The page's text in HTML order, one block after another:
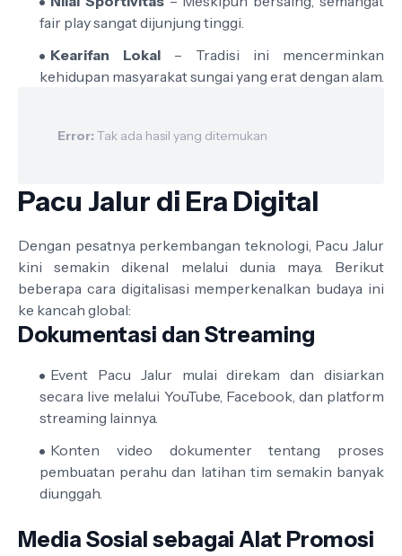
fair play sangat dijunjung tinggi.
Kearifan Lokal – Tradisi ini mencerminkan
kehidupan masyarakat sungai yang erat dengan alam.
Error: Tak ada hasil yang ditemukan
Pacu Jalur di Era Digital
Dengan pesatnya perkembangan teknologi, Pacu Jalur
kini semakin dikenal melalui dunia maya. Berikut
beberapa cara digitalisasi memperkenalkan budaya ini
ke kancah global:
Dokumentasi dan Streaming
Event Pacu Jalur mulai direkam dan disiarkan
secara live melalui YouTube, Facebook, dan platform
streaming lainnya.
Konten video dokumenter tentang proses
pembuatan perahu dan latihan tim semakin banyak
diunggah.
Media Sosial sebagai Alat Promosi